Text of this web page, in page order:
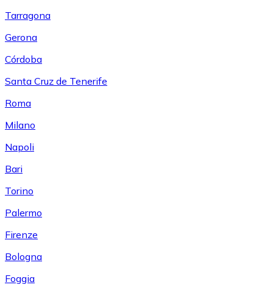
Tarragona
Gerona
Córdoba
Santa Cruz de Tenerife
Roma
Milano
Napoli
Bari
Torino
Palermo
Firenze
Bologna
Foggia